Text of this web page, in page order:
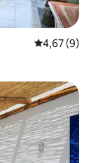
Évaluation
4,67 (9)